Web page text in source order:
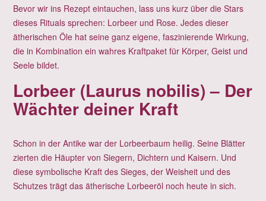
Bevor wir ins Rezept eintauchen, lass uns kurz über die Stars
dieses Rituals sprechen: Lorbeer und Rose. Jedes dieser
ätherischen Öle hat seine ganz eigene, faszinierende Wirkung,
die in Kombination ein wahres Kraftpaket für Körper, Geist und
Seele bildet.
Lorbeer (Laurus nobilis) – Der
Wächter deiner Kraft
Schon in der Antike war der Lorbeerbaum heilig. Seine Blätter
zierten die Häupter von Siegern, Dichtern und Kaisern. Und
diese symbolische Kraft des Sieges, der Weisheit und des
Schutzes trägt das ätherische Lorbeeröl noch heute in sich.